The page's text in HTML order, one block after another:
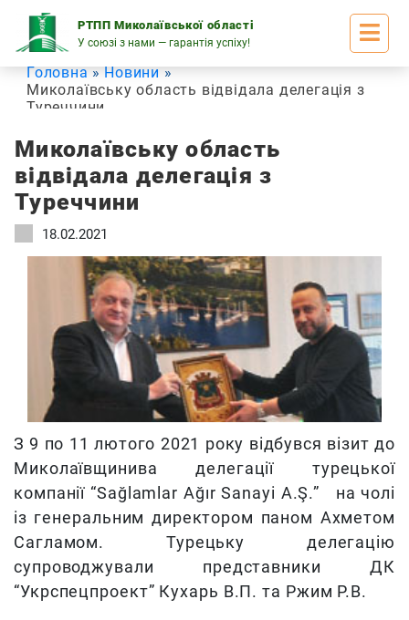
РТПП Миколаївської області
У союзі з нами — гарантія успіху!
content
Головна
Новини
Миколаївську область відвідала делегація з
Туреччини
Миколаївську область
відвідала делегація з
Туреччини
18.02.2021
З 9 по 11 лютого 2021 року відбувся візит до
Миколаївщинива делегації турецької
компанії “Sağlamlar Ağır Sanayi A.Ş.” на чолі
із генеральним директором паном Ахметом
Сагламом.
Турецьку делегацію
супроводжували представники ДК
“Укрспецпроект” Кухарь В.П. та Ржим Р.В.